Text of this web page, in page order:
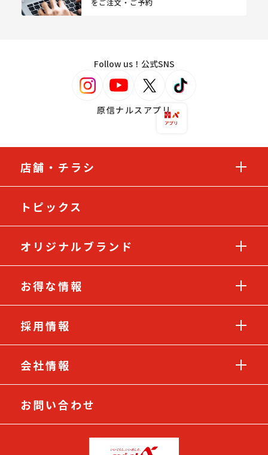
をご注文・ご予約
Follow us！公式SNS
原信ナルスアプリ
店舗・チラシ
トピックス
オリジナルブランド
お得な情報
採用情報
会社情報
お問い合わせ